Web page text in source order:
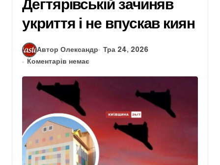
Дегтярівській зачиняв
укриття і не впускав киян
Автор Олександр
Тра 24, 2026
Коментарів немає